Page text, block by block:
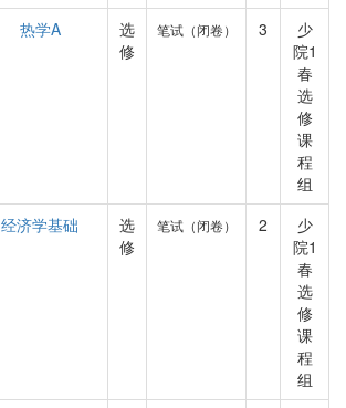
热学A
选
修
笔试（闭卷） 3
少
院1
春
选
修
课
程
组
经济学基础
选
修
笔试（闭卷） 2
少
院1
春
选
修
课
程
组